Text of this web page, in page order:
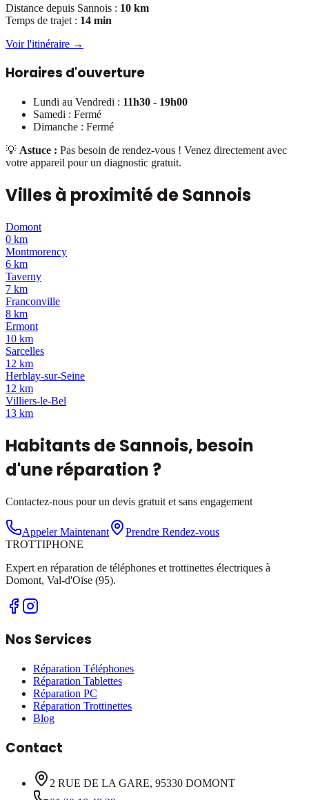
Distance depuis Sannois : 10 km
Temps de trajet : 14 min
Voir l'itinéraire →
Horaires d'ouverture
Lundi au Vendredi : 11h30 - 19h00
Samedi : Fermé
Dimanche : Fermé
💡 Astuce : Pas besoin de rendez-vous ! Venez directement avec
votre appareil pour un diagnostic gratuit.
Villes à proximité deSannois
Domont
0 km
Montmorency
6 km
Taverny
7 km
Franconville
8 km
Ermont
10 km
Sarcelles
12 km
Herblay-sur-Seine
12 km
Villiers-le-Bel
13 km
Habitants deSannois, besoin
d'une réparation ?
Contactez-nous pour un devis gratuit et sans engagement
Appeler Maintenant
Prendre Rendez-vous
TROTTIPHONE
Expert en réparation de téléphones et trottinettes électriques à
Domont, Val-d'Oise (95).
Nos Services
Réparation Téléphones
Réparation Tablettes
Réparation PC
Réparation Trottinettes
Blog
Contact
2 RUE DE LA GARE, 95330 DOMONT